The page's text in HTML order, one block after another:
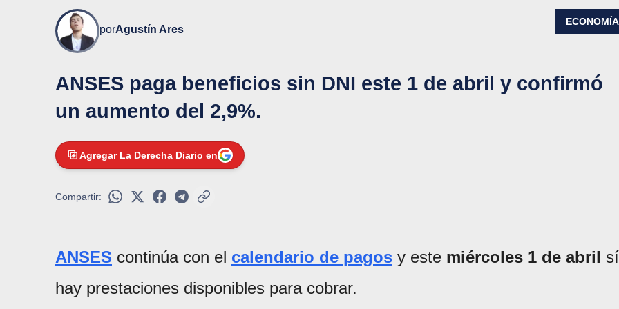
porAgustín Ares
ECONOMÍA
ANSES paga beneficios sin DNI este 1 de abril y confirmó
un aumento del 2,9%.
Agregar La Derecha Diario en
Compartir:
ANSES continúa con el calendario de pagos y este miércoles 1 de abril sí
hay prestaciones disponibles para cobrar.